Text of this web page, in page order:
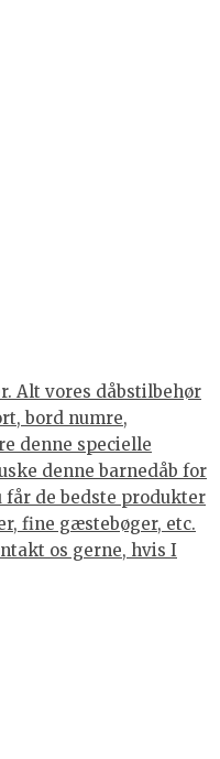
Alt vores dåbstilbehør
bord numre,
denne specielle
denne barnedåb for
får de bedste produkter
fine gæstebøger, etc.
os gerne, hvis I